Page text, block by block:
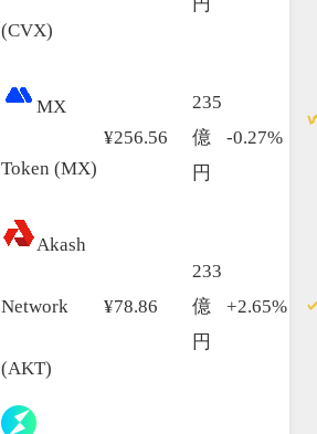
(CVX)
MX
Token (MX)
¥256.56
235
億
円
-0.27%
Akash
Network
(AKT)
¥78.86
233
億
円
+2.65%